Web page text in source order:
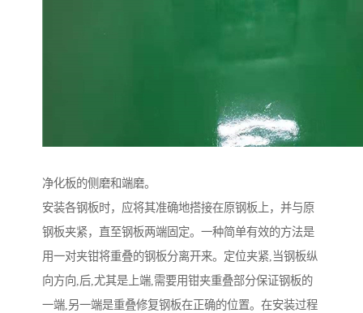
净化板的侧磨和端磨。
安装各钢板时，应将其准确地搭接在原钢板上，并与原
钢板夹紧，直至钢板两端固定。一种简单有效的方法是
用一对夹钳将重叠的钢板分离开来。定位夹紧,当钢板纵
向方向,后,尤其是上端,需要用钳夹重叠部分保证钢板的
一端,另一端是重叠修复钢板在正确的位置。在安装过程